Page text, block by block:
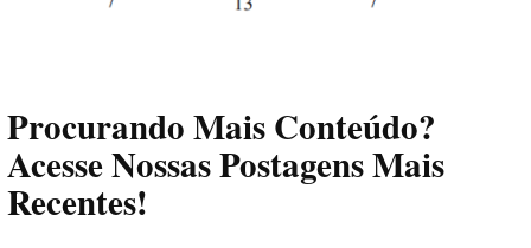
Procurando Mais Conteúdo?
Acesse Nossas Postagens Mais
Recentes!